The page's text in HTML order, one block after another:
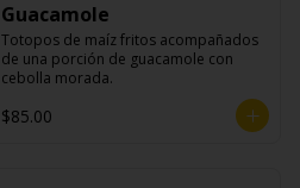
Guacamole
Totopos de maíz fritos acompañados
de una porción de guacamole con
cebolla morada.
$85.00